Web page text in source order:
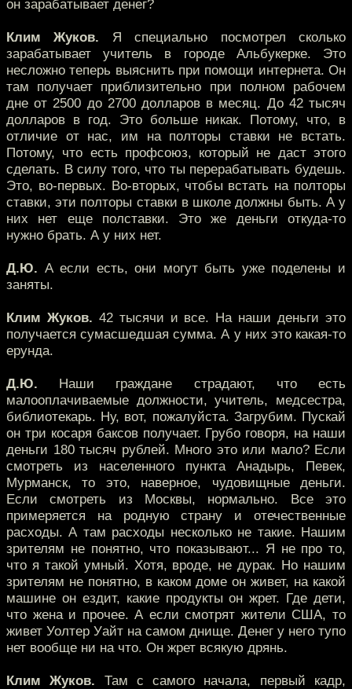
он зарабатывает денег?
Клим Жуков. Я специально посмотрел сколько
зарабатывает учитель в городе Альбукерке. Это
несложно теперь выяснить при помощи интернета. Он
там получает приблизительно при полном рабочем
дне от 2500 до 2700 долларов в месяц. До 42 тысяч
долларов в год. Это больше никак. Потому, что, в
отличие от нас, им на полторы ставки не встать.
Потому, что есть профсоюз, который не даст этого
сделать. В силу того, что ты перерабатывать будешь.
Это, во-первых. Во-вторых, чтобы встать на полторы
ставки, эти полторы ставки в школе должны быть. А у
них нет еще полставки. Это же деньги откуда-то
нужно брать. А у них нет.
Д.Ю. А если есть, они могут быть уже поделены и
заняты.
Клим Жуков. 42 тысячи и все. На наши деньги это
получается сумасшедшая сумма. А у них это какая-то
ерунда.
Д.Ю. Наши граждане страдают, что есть
малооплачиваемые должности, учитель, медсестра,
библиотекарь. Ну, вот, пожалуйста. Загрубим. Пускай
он три косаря баксов получает. Грубо говоря, на наши
деньги 180 тысяч рублей. Много это или мало? Если
смотреть из населенного пункта Анадырь, Певек,
Мурманск, то это, наверное, чудовищные деньги.
Если смотреть из Москвы, нормально. Все это
примеряется на родную страну и отечественные
расходы. А там расходы несколько не такие. Нашим
зрителям не понятно, что показывают... Я не про то,
что я такой умный. Хотя, вроде, не дурак. Но нашим
зрителям не понятно, в каком доме он живет, на какой
машине он ездит, какие продукты он жрет. Где дети,
что жена и прочее. А если смотрят жители США, то
живет Уолтер Уайт на самом днище. Денег у него тупо
нет вообще ни на что. Он жрет всякую дрянь.
Клим Жуков. Там с самого начала, первый кадр,